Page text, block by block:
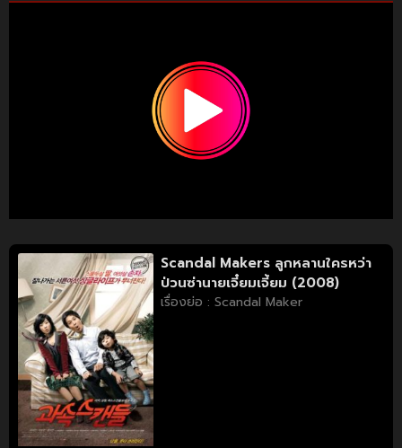
Scandal Makers ลูกหลานใครหว่า
ป่วนซ่านายเจี๋ยมเจี้ยม (2008)
เรื่องย่อ : Scandal Maker